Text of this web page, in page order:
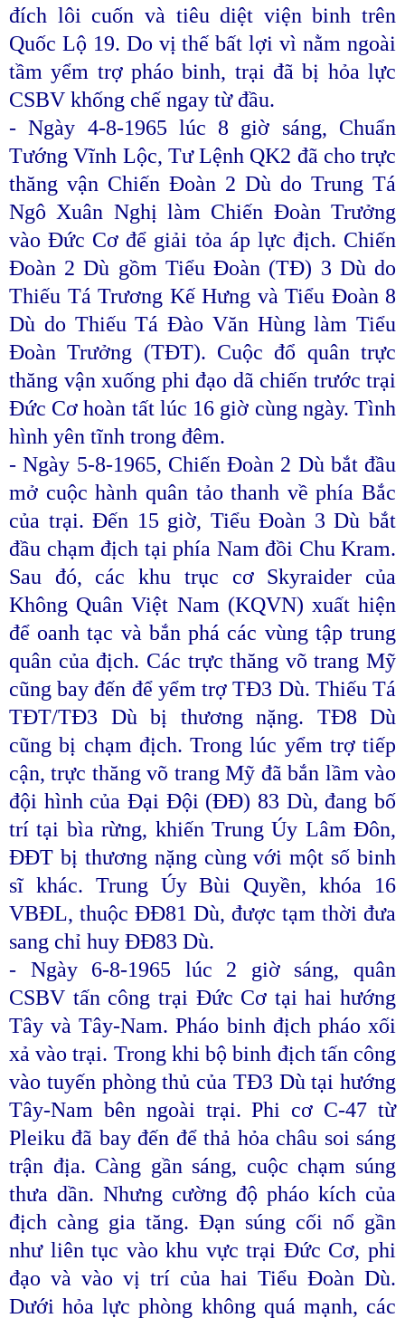
đích lôi cuốn và tiêu diệt viện binh trên
Quốc Lộ 19. Do vị thế bất lợi vì nằm ngoài
tầm yểm trợ pháo binh, trại đã bị hỏa lực
CSBV khống chế ngay từ đầu.
- Ngày 4-8-1965 lúc 8 giờ sáng, Chuẩn
Tướng Vĩnh Lộc, Tư Lệnh QK2 đã cho trực
thăng vận Chiến Đoàn 2 Dù do Trung Tá
Ngô Xuân Nghị làm Chiến Đoàn Trưởng
vào Đức Cơ để giải tỏa áp lực địch. Chiến
Đoàn 2 Dù gồm Tiểu Đoàn (TĐ) 3 Dù do
Thiếu Tá Trương Kế Hưng và Tiểu Đoàn 8
Dù do Thiếu Tá Đào Văn Hùng làm Tiểu
Đoàn Trưởng (TĐT). Cuộc đổ quân trực
thăng vận xuống phi đạo dã chiến trước trại
Đức Cơ hoàn tất lúc 16 giờ cùng ngày. Tình
hình yên tĩnh trong đêm.
- Ngày 5-8-1965, Chiến Đoàn 2 Dù bắt đầu
mở cuộc hành quân tảo thanh về phía Bắc
của trại. Đến 15 giờ, Tiểu Đoàn 3 Dù bắt
đầu chạm địch tại phía Nam đồi Chu Kram.
Sau đó, các khu trục cơ Skyraider của
Không Quân Việt Nam (KQVN) xuất hiện
để oanh tạc và bắn phá các vùng tập trung
quân của địch. Các trực thăng võ trang Mỹ
cũng bay đến để yểm trợ TĐ3 Dù. Thiếu Tá
TĐT/TĐ3 Dù bị thương nặng. TĐ8 Dù
cũng bị chạm địch. Trong lúc yểm trợ tiếp
cận, trực thăng võ trang Mỹ đã bắn lầm vào
đội hình của Đại Đội (ĐĐ) 83 Dù, đang bố
trí tại bìa rừng, khiến Trung Úy Lâm Đôn,
ĐĐT bị thương nặng cùng với một số binh
sĩ khác. Trung Úy Bùi Quyền, khóa 16
VBĐL, thuộc ĐĐ81 Dù, được tạm thời đưa
sang chỉ huy ĐĐ83 Dù.
- Ngày 6-8-1965 lúc 2 giờ sáng, quân
CSBV tấn công trại Đức Cơ tại hai hướng
Tây và Tây-Nam. Pháo binh địch pháo xối
xả vào trại. Trong khi bộ binh địch tấn công
vào tuyến phòng thủ của TĐ3 Dù tại hướng
Tây-Nam bên ngoài trại. Phi cơ C-47 từ
Pleiku đã bay đến để thả hỏa châu soi sáng
trận địa. Càng gần sáng, cuộc chạm súng
thưa dần. Nhưng cường độ pháo kích của
địch càng gia tăng. Đạn súng cối nổ gần
như liên tục vào khu vực trại Đức Cơ, phi
đạo và vào vị trí của hai Tiểu Đoàn Dù.
Dưới hỏa lực phòng không quá mạnh, các